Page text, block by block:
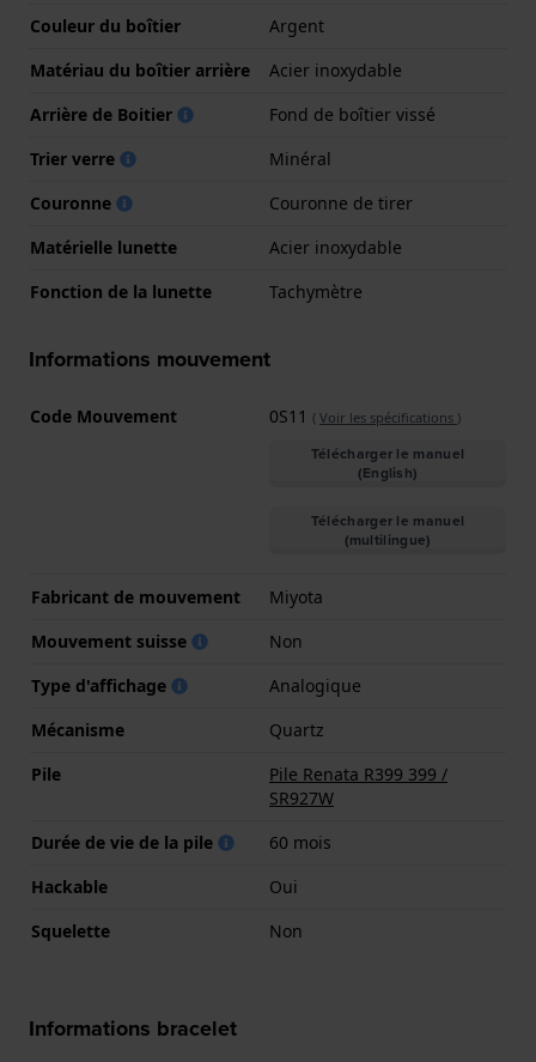
Couleur du boîtier
Argent
Matériau du boîtier arrière
Acier inoxydable
Arrière de Boitier
Fond de boîtier vissé
Trier verre
Minéral
Couronne
Couronne de tirer
Matérielle lunette
Acier inoxydable
Fonction de la lunette
Tachymètre
Informations mouvement
Code Mouvement 0S11 ( Voir les spécifications )
Télécharger le manuel
(English)
Télécharger le manuel
(multilingue)
Fabricant de mouvement
Miyota
Mouvement suisse
Non
Type d'affichage
Analogique
Mécanisme
Quartz
Pile
Pile Renata R399 399 /
SR927W
Durée de vie de la pile
60 mois
Hackable
Oui
Squelette
Non
Informations bracelet